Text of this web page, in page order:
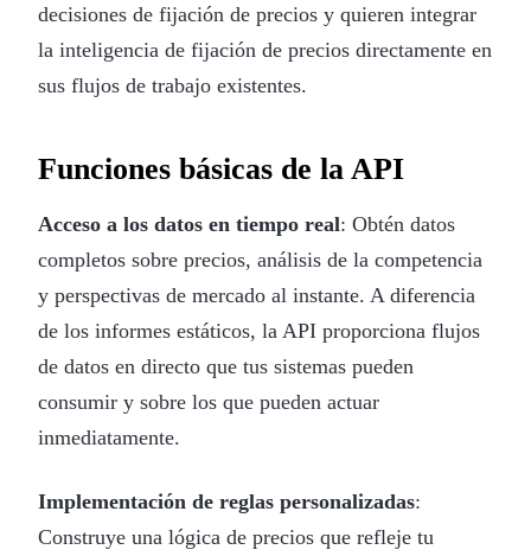
decisiones de fijación de precios y quieren integrar
la inteligencia de fijación de precios directamente en
sus flujos de trabajo existentes.
Funciones básicas de la API
Acceso a los datos en tiempo real: Obtén datos
completos sobre precios, análisis de la competencia
y perspectivas de mercado al instante. A diferencia
de los informes estáticos, la API proporciona flujos
de datos en directo que tus sistemas pueden
consumir y sobre los que pueden actuar
inmediatamente.
Implementación de reglas personalizadas:
Construye una lógica de precios que refleje tu